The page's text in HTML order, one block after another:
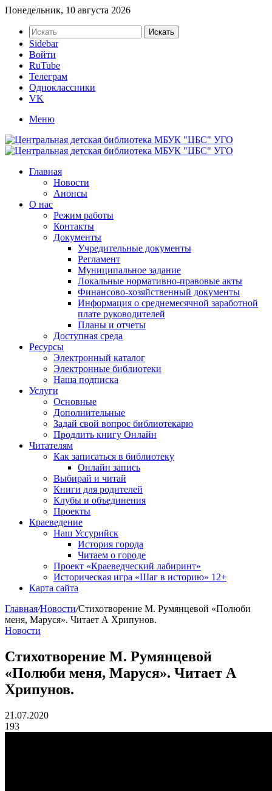
Понедельник, 10 августа 2026
Искать
Sidebar
Войти
RuTube
Телеграм
Одноклассники
VK
Меню
Главная
Новости
Анонсы
О нас
Режим работы
Контакты
Документы
Учредительные документы
Регламент
Муниципальное задание
Локальные нормативно-правовые акты
Финансово-хозяйственный документы
Информация о среднемесячной заработной
плате руководителей
Планы и отчеты
Доступная среда
Ресурсы
Электронный каталог
Электронные библиотеки
Наша подписка
Услуги
Основные
Дополнительные
Задай свой вопрос библиотекарю
Продлить книгу Онлайн
Читателям
Как записаться в библиотеку
Онлайн запись
Выбирай и читай
Книги для родителей
Клубы и объединения
Проекты
Краеведение
Наш Уссурийск
История города
Читаем о городе
Проект «Краеведческий лабиринт»
Историческая игра «Шаг в историю» 12+
Карта сайта
Главная/Новости/Стихотворение М. Румянцевой «Полюби
меня, Маруся». Читает А Хрипунов.
Новости
Стихотворение М. Румянцевой
«Полюби меня, Маруся». Читает А
Хрипунов.
21.07.2020
193